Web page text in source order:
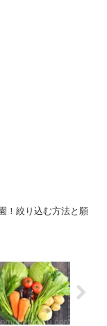
！絞り込む方法と願